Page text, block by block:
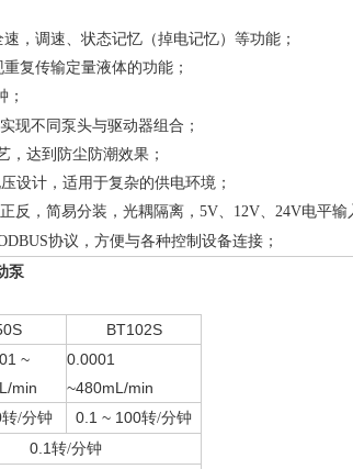
，调速、状态记忆（掉电记忆）等功能；
复传输定量液体的功能；
；
现不同泵头与驱动器组合；
，达到防尘防潮效果；
设计，适用于复杂的供电环境；
反，简易分装，光耦隔离， 5V 12V 24V电平输
协议，方便与各种控制设备连接；
泵
BT102S
~
min
0.0001
~480mL/min
转/分钟 0.1 ~ 100转/分钟
0.1 转/分钟